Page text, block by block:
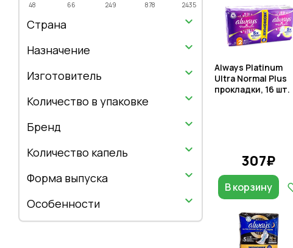
Always Platinum
Ultra Normal Plus
прокладки, 16 шт.
307₽
В корзину
48 66 249 878 2435
Страна
Назначение
Изготовитель
Количество в упаковке
Бренд
Количество капель
Форма выпуска
Особенности